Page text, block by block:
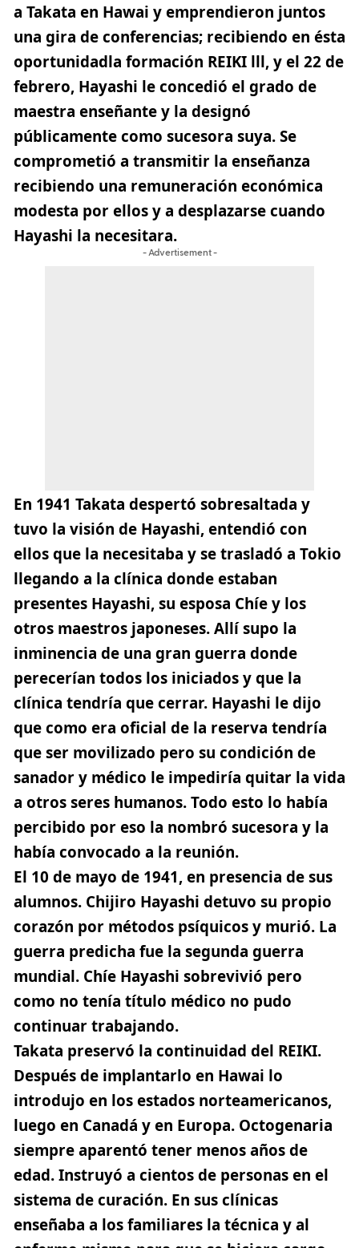
a Takata en Hawai y emprendieron juntos
una gira de conferencias; recibiendo en ésta
oportunidadla formación REIKI lll, y el 22 de
febrero, Hayashi le concedió el grado de
maestra enseñante y la designó
públicamente como sucesora suya. Se
comprometió a transmitir la enseñanza
recibiendo una remuneración económica
modesta por ellos y a desplazarse cuando
Hayashi la necesitara.
- Advertisement -
En 1941 Takata despertó sobresaltada y
tuvo la visión de Hayashi, entendió con
ellos que la necesitaba y se trasladó a Tokio
llegando a la clínica donde estaban
presentes Hayashi, su esposa Chíe y los
otros maestros japoneses. Allí supo la
inminencia de una gran guerra donde
perecerían todos los iniciados y que la
clínica tendría que cerrar. Hayashi le dijo
que como era oficial de la reserva tendría
que ser movilizado pero su condición de
sanador y médico le impediría quitar la vida
a otros seres humanos. Todo esto lo había
percibido por eso la nombró sucesora y la
había convocado a la reunión.
El 10 de mayo de 1941, en presencia de sus
alumnos. Chijiro Hayashi detuvo su propio
corazón por métodos psíquicos y murió. La
guerra predicha fue la segunda guerra
mundial. Chíe Hayashi sobrevivió pero
como no tenía título médico no pudo
continuar trabajando.
Takata preservó la continuidad del REIKI.
Después de implantarlo en Hawai lo
introdujo en los estados norteamericanos,
luego en Canadá y en Europa. Octogenaria
siempre aparentó tener menos años de
edad. Instruyó a cientos de personas en el
sistema de curación. En sus clínicas
enseñaba a los familiares la técnica y al